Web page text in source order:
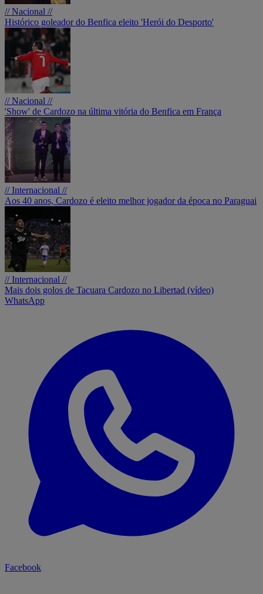
// Nacional //
Histórico goleador do Benfica eleito 'Herói do Desporto'
// Nacional //
'Show' de Cardozo na última vitória do Benfica em França
// Internacional //
Aos 40 anos, Cardozo é eleito melhor jogador da época no Paraguai
// Internacional //
Mais dois golos de Tacuara Cardozo no Libertad (vídeo)
WhatsApp
Facebook